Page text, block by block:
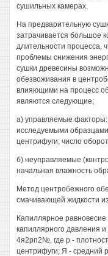
сушильных камерах.
На предварительную
затрачивается большое
длительности процесса,
проблемы снижения
сушки древесины
обезвоживания в
влияющими на процесс
являются следующие;
а) управляемые
исследуемыми
центрифуги; число
б) неуправляемые
начальная влажность
Метод центробежного
смачивающей жидкости
Капиллярное
капиллярного давления
4я2рп2№, где р -
центрифуги; Я - средний